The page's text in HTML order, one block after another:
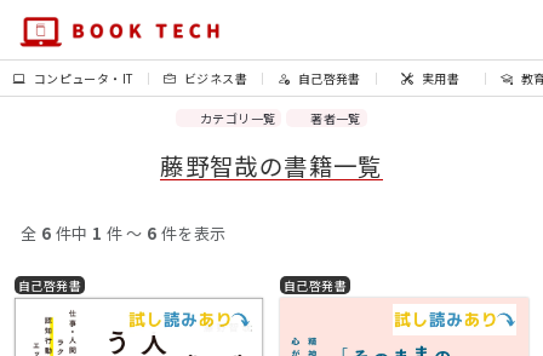
コンピュータ・IT ビジネス書 自己啓発書 実用書 教
カテゴリ一覧 著者一覧
藤野智哉の書籍一覧
全 6 件中 1 件 〜 6 件を表示
自己啓発書 自己啓発書